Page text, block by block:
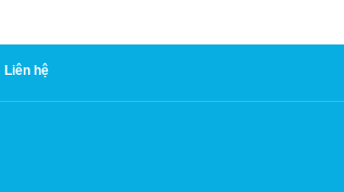
Liên hệ